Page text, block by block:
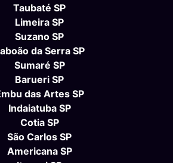
Taubaté SP
Limeira SP
Suzano SP
da Serra SP
Sumaré SP
Barueri SP
das Artes SP
Indaiatuba SP
Cotia SP
São Carlos SP
Americana SP